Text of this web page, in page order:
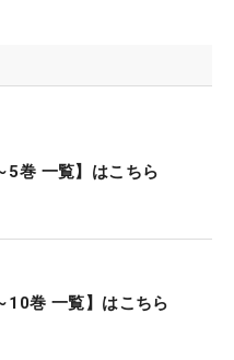
5巻 一覧】はこちら
10巻 一覧】はこちら